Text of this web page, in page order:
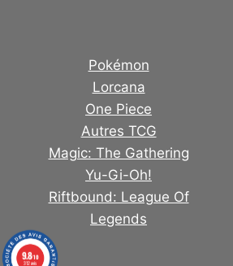
Pokémon
Lorcana
One Piece
Autres TCG
Magic: The Gathering
Yu-Gi-Oh!
Riftbound: League Of
Legends
9.8/10
312 avis